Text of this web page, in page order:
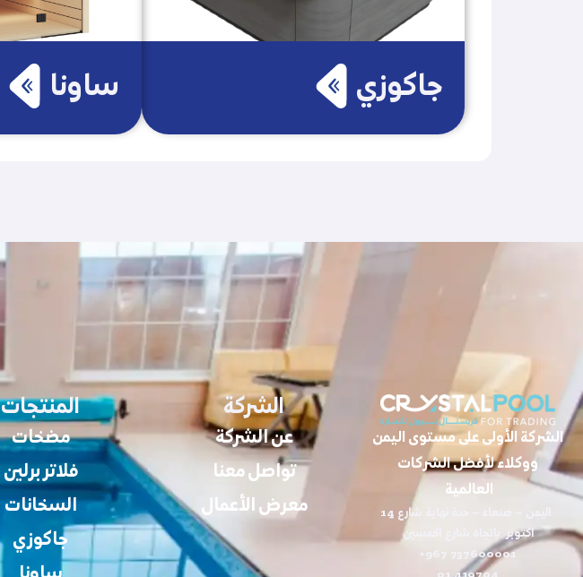
جاكوزي ساونا
الشركة الأولى على مستوى اليمن
ووكلاء لأفضل الشركات
العالمية
اليمن – صنعاء – حدة نهاية شارع 14
اكتوبر باتجاه شارع الخمسين
737600001 967+
الشركة
عن الشركة
تواصل معنا
معرض الأعمال
المنتجات
مضخات
فلاتر برلين
السخانات
جاكوزي